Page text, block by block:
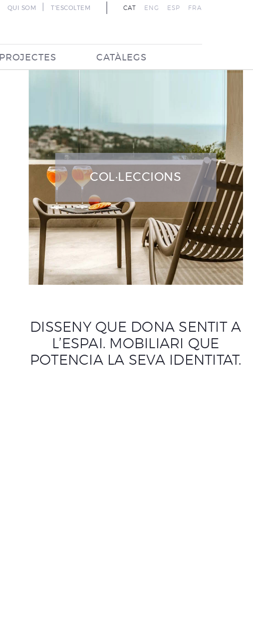
CAT ENG ESP FRA
QUI SOM T'ESCOLTEM
PROJECTES CATÀLEGS
COL·LECCIONS
DISSENY QUE DONA SENTIT A
L’ESPAI. MOBILIARI QUE
POTENCIA LA SEVA IDENTITAT.